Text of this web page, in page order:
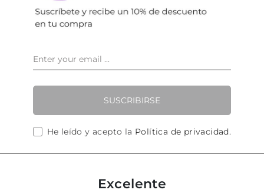
SUSCRIBIRSE
He leído y acepto la Política de privacidad.
Excelente